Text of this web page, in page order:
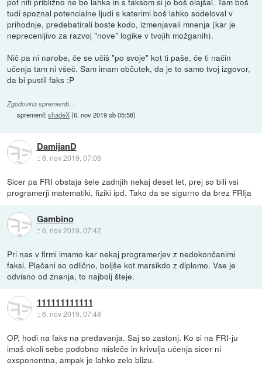
tudi spoznal potencialne ljudi s katerimi boš lahko sodeloval v
prihodnje, predebatirali boste kodo, izmenjavali mnenja (kar je
neprecenljivo za razvoj "nove" logike v tvojih možganih).
Nič pa ni narobe, če se učiš "po svoje" kot ti paše, če ti način
učenja tam ni všeč. Sam imam občutek, da je to samo tvoj izgovor,
da bi pustil faks :P
Zgodovina sprememb…
spremenil:shadeX(6. nov 2019 ob 05:58)
DamijanD
::6. nov 2019, 07:06
Sicer pa FRI obstaja šele zadnjih nekaj deset let, prej so bili vsi
programerji matematiki, fiziki ipd. Tako da se sigurno da brez FRIja
Gambino
::6. nov 2019, 07:42
Pri nas v firmi imamo kar nekaj programerjev z nedokončanimi
faksi. Plačani so odlično, boljše kot marsikdo z diplomo. Vse je
odvisno od znanja, to najbolj šteje.
111111111111
::6. nov 2019, 07:48
OP, hodi na faks na predavanja. Saj so zastonj. Ko si na FRI-ju
imaš okoli sebe podobno misleče in krivulja učenja sicer ni
exsponentna, ampak je lahko zelo blizu.